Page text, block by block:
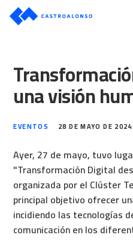
una visión
EVENTOS 28 DE MAYO DE 2024
Ayer, 27 de mayo, tuvo
"Transformación Digital
organizada por el Clúster
principal objetivo ofrecer
incidiendo las tecnologías
comunicación en los